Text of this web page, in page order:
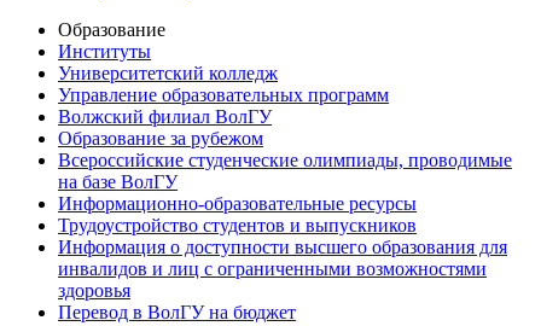
Образование
Институты
Университетский колледж
Управление образовательных программ
Волжский филиал ВолГУ
Образование за рубежом
Всероссийские студенческие олимпиады, проводимые
на базе ВолГУ
Информационно-образовательные ресурсы
Трудоустройство студентов и выпускников
Информация о доступности высшего образования для
инвалидов и лиц с ограниченными возможностями
здоровья
Перевод в ВолГУ на бюджет